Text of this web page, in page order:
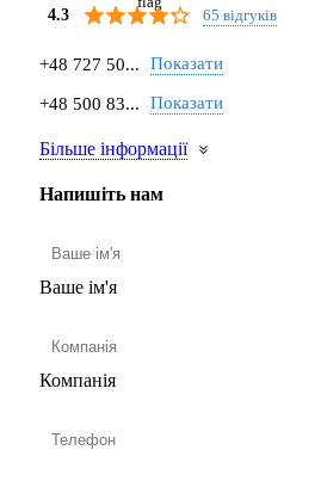
4.3 65 відгуків
+48 727 50... Показати
+48 500 83... Показати
Більше інформації
Напишіть нам
Ваше ім'я
Компанія